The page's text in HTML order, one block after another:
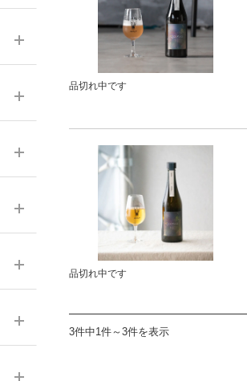
品切れ中です
品切れ中です
3件中1件～3件を表示